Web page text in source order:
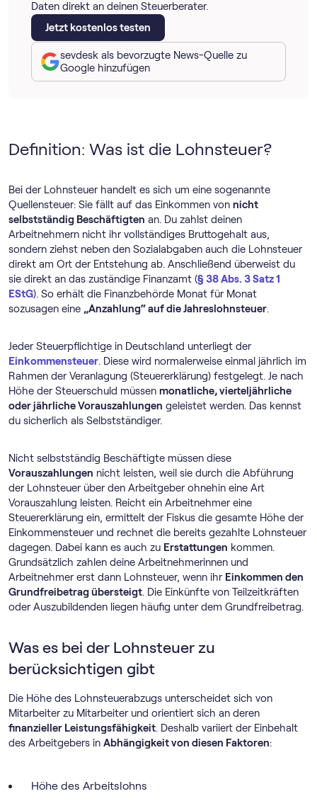
Daten direkt an deinen Steuerberater.
Jetzt kostenlos testen
sevdesk als bevorzugte News-Quelle zu
Google hinzufügen
Definition: Was ist die Lohnsteuer?
Bei der Lohnsteuer handelt es sich um eine sogenannte
Quellensteuer: Sie fällt auf das Einkommen von nicht
selbstständig Beschäftigten an. Du zahlst deinen
Arbeitnehmern nicht ihr vollständiges Bruttogehalt aus,
sondern ziehst neben den Sozialabgaben auch die Lohnsteuer
direkt am Ort der Entstehung ab. Anschließend überweist du
sie direkt an das zuständige Finanzamt (§ 38 Abs. 3 Satz 1
EStG). So erhält die Finanzbehörde Monat für Monat
sozusagen eine „Anzahlung“ auf die Jahreslohnsteuer.
Jeder Steuerpflichtige in Deutschland unterliegt der
Einkommensteuer. Diese wird normalerweise einmal jährlich im
Rahmen der Veranlagung (Steuererklärung) festgelegt. Je nach
Höhe der Steuerschuld müssen monatliche, vierteljährliche
oder jährliche Vorauszahlungen geleistet werden. Das kennst
du sicherlich als Selbstständiger.
Nicht selbstständig Beschäftigte müssen diese
Vorauszahlungen nicht leisten, weil sie durch die Abführung
der Lohnsteuer über den Arbeitgeber ohnehin eine Art
Vorauszahlung leisten. Reicht ein Arbeitnehmer eine
Steuererklärung ein, ermittelt der Fiskus die gesamte Höhe der
Einkommensteuer und rechnet die bereits gezahlte Lohnsteuer
dagegen. Dabei kann es auch zu Erstattungen kommen.
Grundsätzlich zahlen deine Arbeitnehmerinnen und
Arbeitnehmer erst dann Lohnsteuer, wenn ihr Einkommen den
Grundfreibetrag übersteigt. Die Einkünfte von Teilzeitkräften
oder Auszubildenden liegen häufig unter dem Grundfreibetrag.
Was es bei der Lohnsteuer zu
berücksichtigen gibt
Die Höhe des Lohnsteuerabzugs unterscheidet sich von
Mitarbeiter zu Mitarbeiter und orientiert sich an deren
finanzieller Leistungsfähigkeit. Deshalb variiert der Einbehalt
des Arbeitgebers in Abhängigkeit von diesen Faktoren:
Höhe des Arbeitslohns